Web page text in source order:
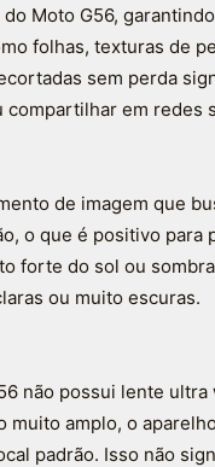
Moto G56,
folhas, texturas de
sem perda
em redes
de imagem que
o que é positivo para
forte do sol ou
ou muito escuras.
não possui lente
muito amplo, o
padrão. Isso não